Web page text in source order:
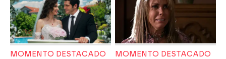
MOMENTO DESTACADO MOMENTO DESTACADO